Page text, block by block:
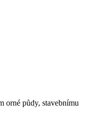
orné půdy, stavebnímu